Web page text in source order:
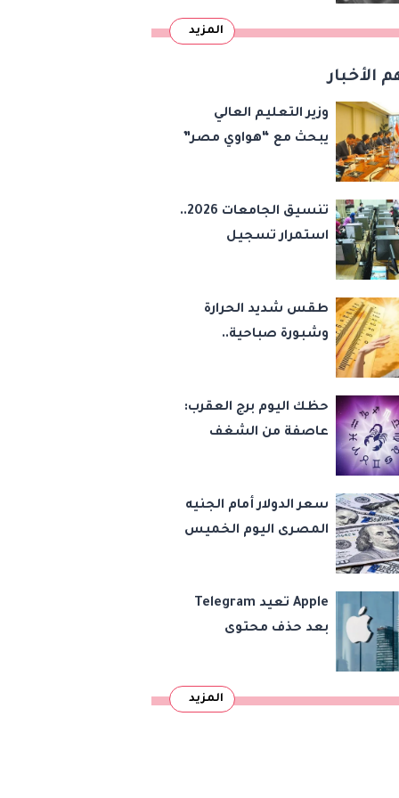
المزيد
الأخبار
وزير التعليم العالي
يبحث مع “هواوي مصر”
أداء الجامعات وبناء
الكوادر الرقمية
تنسيق الجامعات 2026..
استمرار تسجيل
طقس شديد الحرارة
وشبورة صباحية..
اليوم الخميس
حظك اليوم برج العقرب:
عاصفة من الشغف
سعر الدولار أمام الجنيه
المصرى اليوم الخميس
Apple تعيد Telegram
بعد حذف محتوى
المزيد